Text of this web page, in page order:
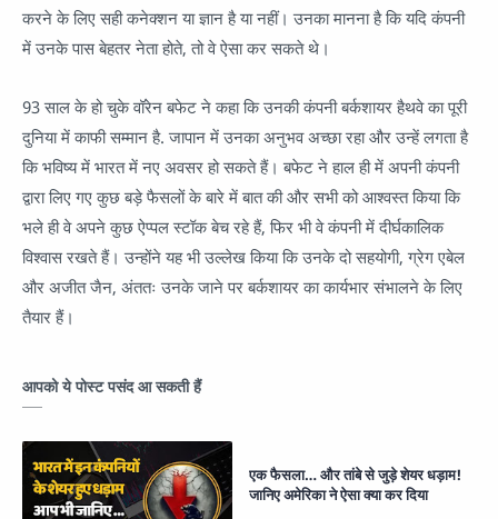
करने के लिए सही कनेक्शन या ज्ञान है या नहीं। उनका मानना है कि यदि कंपनी
में उनके पास बेहतर नेता होते, तो वे ऐसा कर सकते थे।
93 साल के हो चुके वॉरेन बफेट ने कहा कि उनकी कंपनी बर्कशायर हैथवे का पूरी
दुनिया में काफी सम्मान है. जापान में उनका अनुभव अच्छा रहा और उन्हें लगता है
कि भविष्य में भारत में नए अवसर हो सकते हैं। बफेट ने हाल ही में अपनी कंपनी
द्वारा लिए गए कुछ बड़े फैसलों के बारे में बात की और सभी को आश्वस्त किया कि
भले ही वे अपने कुछ ऐप्पल स्टॉक बेच रहे हैं, फिर भी वे कंपनी में दीर्घकालिक
विश्वास रखते हैं। उन्होंने यह भी उल्लेख किया कि उनके दो सहयोगी, ग्रेग एबेल
और अजीत जैन, अंततः उनके जाने पर बर्कशायर का कार्यभार संभालने के लिए
तैयार हैं।
आपको ये पोस्ट पसंद आ सकती हैं
एक फैसला… और तांबे से जुड़े शेयर धड़ाम!
जानिए अमेरिका ने ऐसा क्या कर दिया